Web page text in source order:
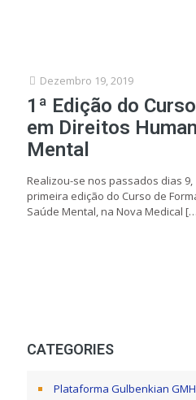
Dezembro 19, 2019
1ª Edição do
em Direitos
Mental
Realizou-se nos passados dias 9,
primeira edição do Curso de
Saúde Mental, na Nova Medical
CATEGORIES
Plataforma Gulbenkian GMH